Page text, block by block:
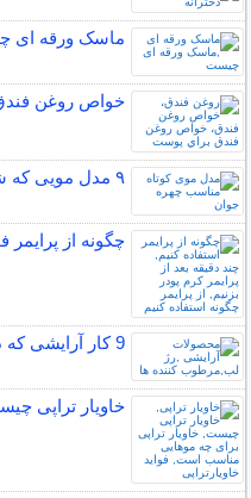
ماسک ورقه ای
خواص روغن
۹ مدل مویی که شما را جوان تر نشان می دهد!
چگونه از پرایمر
9 کار آرایشی که دشمن پوست تان است!
خاویار تراپی